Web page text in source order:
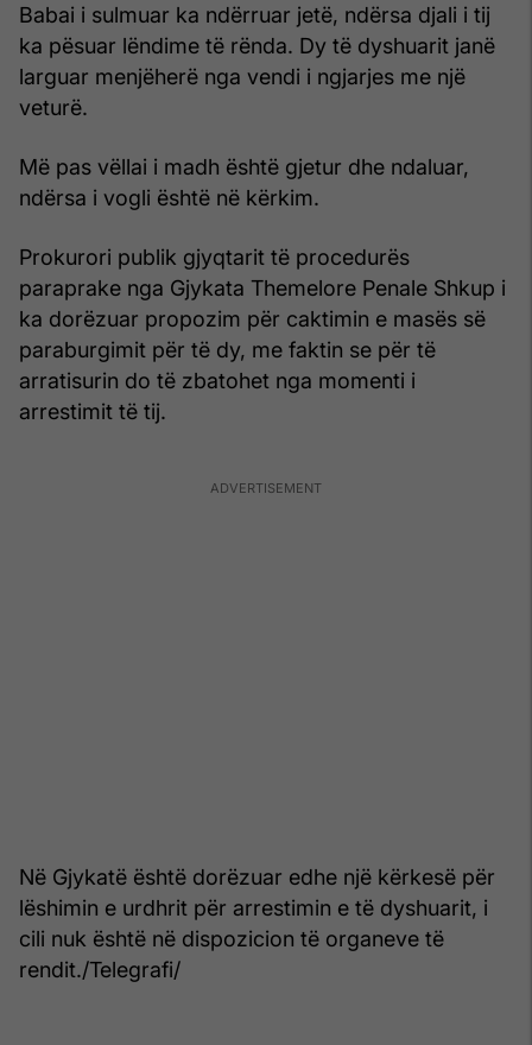
Babai i sulmuar ka ndërruar jetë, ndërsa djali i tij
ka pësuar lëndime të rënda. Dy të dyshuarit janë
larguar menjëherë nga vendi i ngjarjes me një
veturë.
Më pas vëllai i madh është gjetur dhe ndaluar,
ndërsa i vogli është në kërkim.
Prokurori publik gjyqtarit të procedurës
paraprake nga Gjykata Themelore Penale Shkup i
ka dorëzuar propozim për caktimin e masës së
paraburgimit për të dy, me faktin se për të
arratisurin do të zbatohet nga momenti i
arrestimit të tij.
Në Gjykatë është dorëzuar edhe një kërkesë për
lëshimin e urdhrit për arrestimin e të dyshuarit, i
cili nuk është në dispozicion të organeve të
rendit./Telegrafi/